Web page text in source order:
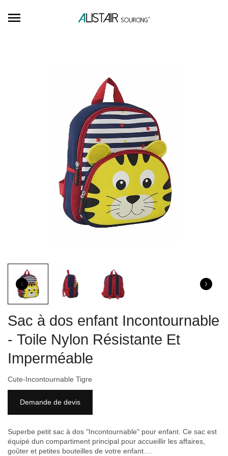
Ignorer et passer au contenu
Sac à dos enfant Incontournable
- Toile Nylon Résistante Et
Imperméable
Cute-Incontournable Tigre
Demande de devis
Superbe petit sac à dos "Incontournable" pour enfant. Ce sac est
équipé dun compartiment principal pour accueillir les affaires,
goûter et petites bouteilles de votre enfant